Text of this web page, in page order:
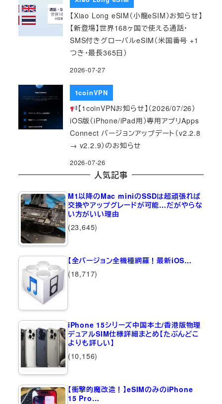
【Xiao Long eSIM（小龍eSIM）お知らせ】
【新登場】世界168ヶ国で使える通話・
SMS付きグローバルeSIM（米国番号 +1
つき・最長365日）
2026-07-27
1coinVPN
【1coinVPNお知らせ】（2026/07/26）
iOS版（iPhone/iPad用）専用アプリApps
Connect バージョンアップデート（v2.2.8
→ v2.2.9）のお知らせ
2026-07-26
人気記事
M1以降のMac miniのSSDは超頑張れば
交換やアップグレードが可能…だがやらな
い方がいい理由
(23,645)
【全バージョン全機種網羅！最新iOS…
(18,717)
iPhone 15シリーズ中国本土/香港版物理
デュアルSIM仕様詳細まとめ【たぶんどこ
よりも詳しい】
(10,156)
【衝撃的魔改造！】eSIMのみのiPhone
15 Pro…